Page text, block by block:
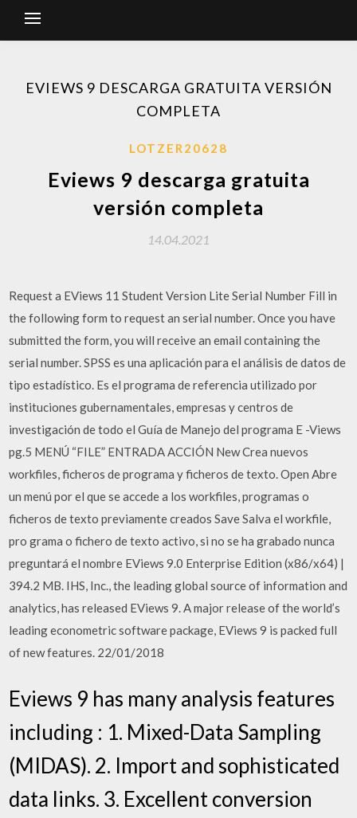
EVIEWS 9 DESCARGA GRATUITA VERSIÓN
COMPLETA
LOTZER20628
Eviews 9 descarga gratuita
versión completa
14.04.2021
Request a EViews 11 Student Version Lite Serial Number Fill in
the following form to request an serial number. Once you have
submitted the form, you will receive an email containing the
serial number. SPSS es una aplicación para el análisis de datos de
tipo estadístico. Es el programa de referencia utilizado por
instituciones gubernamentales, empresas y centros de
investigación de todo el Guía de Manejo del programa E -Views
pg.5 MENÚ “FILE” ENTRADA ACCIÓN New Crea nuevos
workfiles, ficheros de programa y ficheros de texto. Open Abre
un menú por el que se accede a los workfiles, programas o
ficheros de texto previamente creados Save Salva el workfile,
pro grama o fichero de texto activo, si no se ha grabado nunca
preguntará el nombre EViews 9.0 Enterprise Edition (x86/x64) |
394.2 MB. IHS, Inc., the leading global source of information and
analytics, has released EViews 9. A major release of the world’s
leading econometric software package, EViews 9 is packed full
of new features. 22/01/2018
Eviews 9 has many analysis features
including : 1. Mixed-Data Sampling
(MIDAS). 2. Import and sophisticated
data links. 3. Excellent conversion